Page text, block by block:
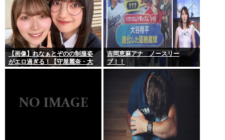
【画像】れなぁとぞのの制服姿
がエロ過ぎる！【守屋麗奈・大
園玲】【櫻坂46】
吉岡恵麻アナ ノースリー
ブ！！